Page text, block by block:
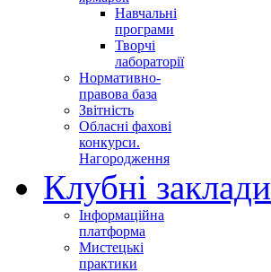
Навчальні
програми
Творчі
лабораторії
Нормативно-
правова база
Звітність
Обласні фахові
конкурси.
Нагородження
Клубні заклади
Інформаційна
платформа
Мистецькі
практики